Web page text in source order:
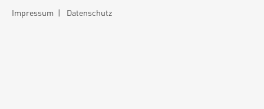
Impressum | Datenschutz